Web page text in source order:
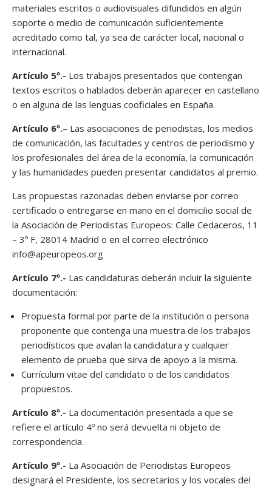
materiales escritos o audiovisuales difundidos en algún
soporte o medio de comunicación suficientemente
acreditado como tal, ya sea de carácter local, nacional o
internacional.
Artículo 5º.- Los trabajos presentados que contengan
textos escritos o hablados deberán aparecer en castellano
o en alguna de las lenguas cooficiales en España.
Artículo 6º.– Las asociaciones de periodistas, los medios
de comunicación, las facultades y centros de periodismo y
los profesionales del área de la economía, la comunicación
y las humanidades pueden presentar candidatos al premio.
Las propuestas razonadas deben enviarse por correo
certificado o entregarse en mano en el domicilio social de
la Asociación de Periodistas Europeos: Calle Cedaceros, 11
– 3º F, 28014 Madrid o en el correo electrónico
info@apeuropeos.org
Artículo 7º.- Las candidaturas deberán incluir la siguiente
documentación:
Propuesta formal por parte de la institución o persona
proponente que contenga una muestra de los trabajos
periodísticos que avalan la candidatura y cualquier
elemento de prueba que sirva de apoyo a la misma.
Currículum vitae del candidato o de los candidatos
propuestos.
Artículo 8º.- La documentación presentada a que se
refiere el artículo 4º no será devuelta ni objeto de
correspondencia.
Artículo 9º.- La Asociación de Periodistas Europeos
designará el Presidente, los secretarios y los vocales del